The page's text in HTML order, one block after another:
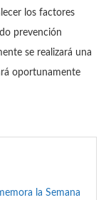
los factores
prevención
se realizará una
oportunamente
la Semana